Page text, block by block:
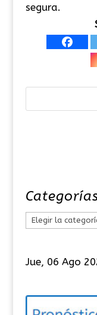
segura.
e
o
Jue, 06 Ago